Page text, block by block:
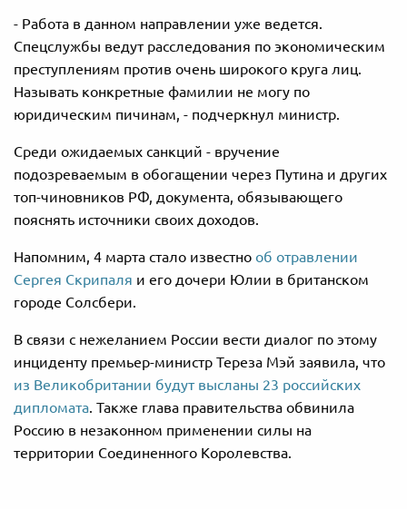
- Работа в данном направлении уже ведется.
Спецслужбы ведут расследования по экономическим
преступлениям против очень широкого круга лиц.
Называть конкретные фамилии не могу по
юридическим пичинам, - подчеркнул министр.
Среди ожидаемых санкций - вручение
подозреваемым в обогащении через Путина и других
топ-чиновников РФ, документа, обязывающего
пояснять источники своих доходов.
Напомним, 4 марта стало известно об отравлении
Сергея Скрипаля и его дочери Юлии в британском
городе Солсбери.
В связи с нежеланием России вести диалог по этому
инциденту премьер-министр Тереза Мэй заявила, что
из Великобритании будут высланы 23 российских
дипломата. Также глава правительства обвинила
Россию в незаконном применении силы на
территории Соединенного Королевства.